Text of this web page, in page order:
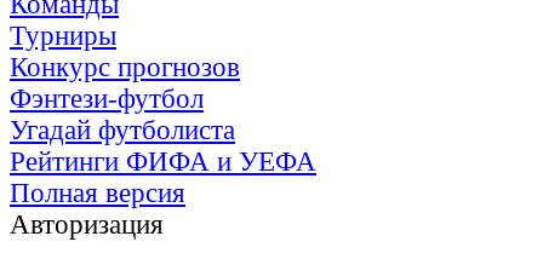
Турниры
Конкурс прогнозов
Фэнтези-футбол
Угадай футболиста
Рейтинги ФИФА и УЕФА
Полная версия
Авторизация